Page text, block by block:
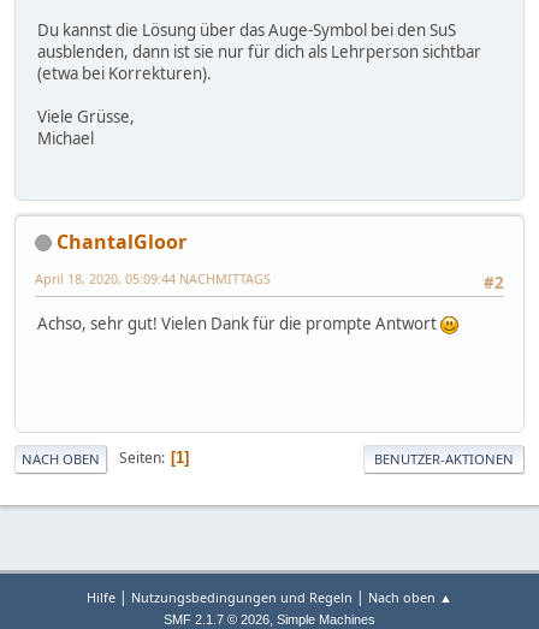
Du kannst die Lösung über das Auge-Symbol bei den SuS
ausblenden, dann ist sie nur für dich als Lehrperson sichtbar
(etwa bei Korrekturen).
Viele Grüsse,
Michael
ChantalGloor
#2
April 18, 2020, 05:09:44 NACHMITTAGS
Achso, sehr gut! Vielen Dank für die prompte Antwort
NACH OBEN Seiten 1 BENUTZER-AKTIONEN
Hilfe | Nutzungsbedingungen und Regeln | Nach oben ▲
SMF 2.1.7 © 2026, Simple Machines